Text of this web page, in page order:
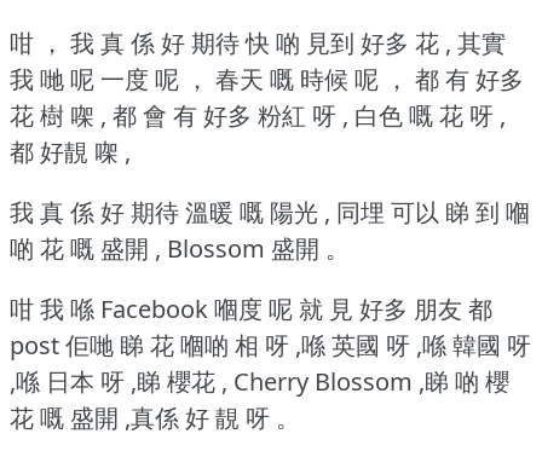
咁 ， 我 真 係 好 期待 快 啲 見到 好多 花 , 其實
我 哋 呢 一度 呢 ， 春天 嘅 時候 呢 ， 都 有 好多
花 樹 㗎 , 都 會 有 好多 粉紅 呀 , 白色 嘅 花 呀 ,
都 好靚 㗎 ,
我 真 係 好 期待 溫暖 嘅 陽光 , 同埋 可以 睇 到 嗰
啲 花 嘅 盛開 , Blossom 盛開 。
咁 我 喺 Facebook 嗰度 呢 就 見 好多 朋友 都
post 佢哋 睇 花 嗰啲 相 呀 ,喺 英國 呀 ,喺 韓國 呀
,喺 日本 呀 ,睇 櫻花 , Cherry Blossom ,睇 啲 櫻
花 嘅 盛開 ,真係 好 靚 呀 。